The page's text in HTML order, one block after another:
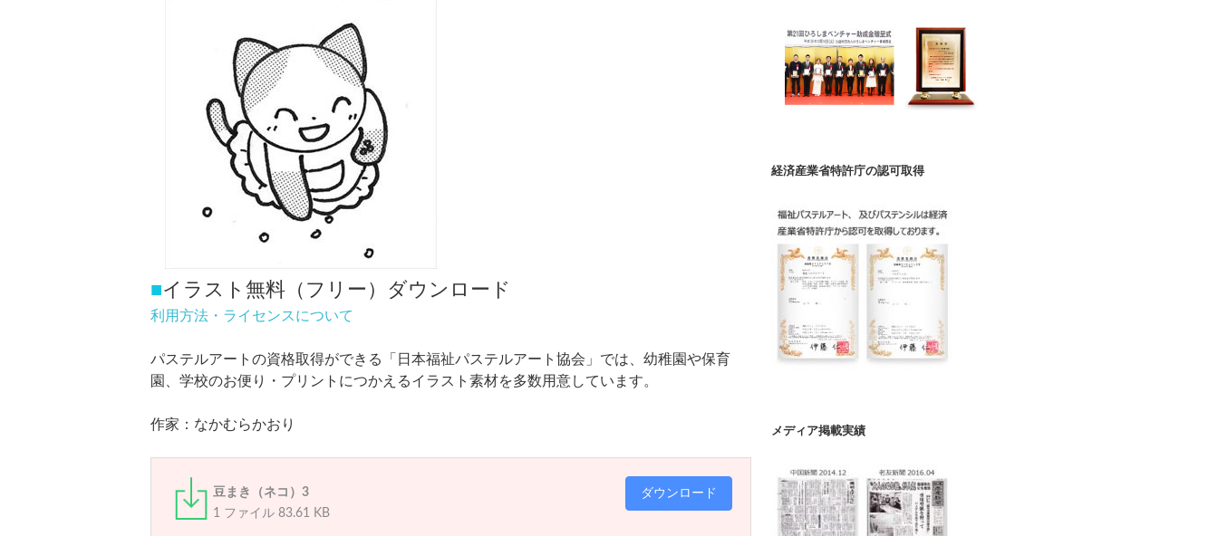
■イラスト無料（フリー）ダウンロード
利用方法・ライセンスについて
パステルアートの資格取得ができる「日本福祉パステルアート協会」では、幼稚園や保育
園、学校のお便り・プリントにつかえるイラスト素材を多数用意しています。
作家：なかむらかおり
豆まき（ネコ）3
1 ファイル83.61 KB
ダウンロード
経済産業省特許庁の認可取得
メディア掲載実績